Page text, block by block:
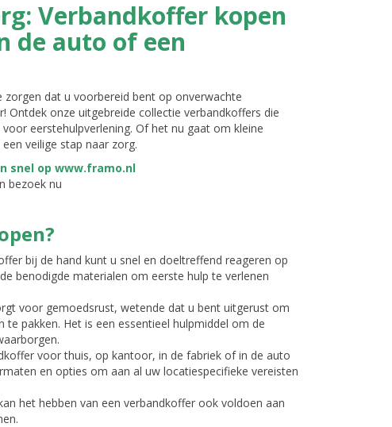
Verbandkoffer kopen
de auto of een
dat u voorbereid bent op onverwachte
Ontdek onze uitgebreide collectie verbandkoffers die
eerstehulpverlening. Of het nu gaat om kleine
veilige stap naar zorg.
bezoek nu
bij de hand kunt u snel en doeltreffend reageren op
benodigde materialen om eerste hulp te verlenen
voor gemoedsrust, wetende dat u bent uitgerust om
pakken. Het is een essentieel hulpmiddel om de
voor thuis, op kantoor, in de fabriek of in de auto
en opties om aan al uw locatiespecifieke vereisten
het hebben van een verbandkoffer ook voldoen aan